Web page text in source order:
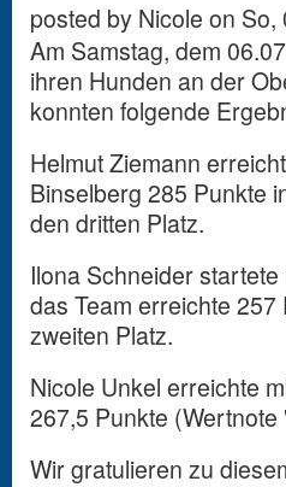
posted by Nicole on So,
Am Samstag, dem
ihren Hunden an der
konnten folgende
Helmut Ziemann
Binselberg 285 Punkte
den dritten Platz.
Ilona Schneider
das Team erreichte
zweiten Platz.
Nicole Unkel erreichte
267,5 Punkte
Wir gratulieren zu